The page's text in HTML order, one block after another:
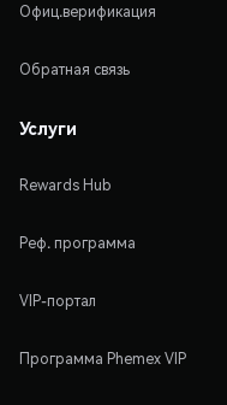
Офиц.верификация
Обратная связь
Услуги
Rewards Hub
Реф. программа
VIP-портал
Программа Phemex VIP